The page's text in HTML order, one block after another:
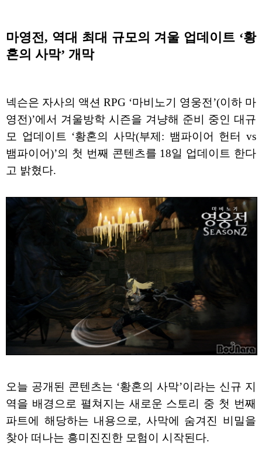
마영전, 역대 최대 규모의 겨울 업데이트 ‘황
혼의 사막’ 개막
넥슨은 자사의 액션 RPG ‘마비노기 영웅전’(이하 마
영전)’에서 겨울방학 시즌을 겨냥해 준비 중인 대규
모 업데이트 ‘황혼의 사막(부제: 뱀파이어 헌터 vs
뱀파이어)’의 첫 번째 콘텐츠를 18일 업데이트 한다
고 밝혔다.
오늘 공개된 콘텐츠는 ‘황혼의 사막’이라는 신규 지
역을 배경으로 펼쳐지는 새로운 스토리 중 첫 번째
파트에 해당하는 내용으로, 사막에 숨겨진 비밀을
찾아 떠나는 흥미진진한 모험이 시작된다.